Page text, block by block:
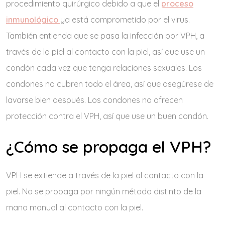
procedimiento quirúrgico debido a que el proceso
inmunológico ya está comprometido por el virus.
También entienda que se pasa la infección por VPH, a
través de la piel al contacto con la piel, así que use un
condón cada vez que tenga relaciones sexuales. Los
condones no cubren todo el área, así que asegúrese de
lavarse bien después. Los condones no ofrecen
protección contra el VPH, así que use un buen condón.
¿Cómo se propaga el VPH?
VPH se extiende a través de la piel al contacto con la
piel. No se propaga por ningún método distinto de la
mano manual al contacto con la piel.